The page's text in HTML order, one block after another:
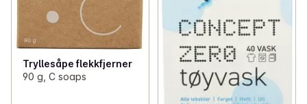
Tryllesåpe flekkfjerner
90 g, C soaps